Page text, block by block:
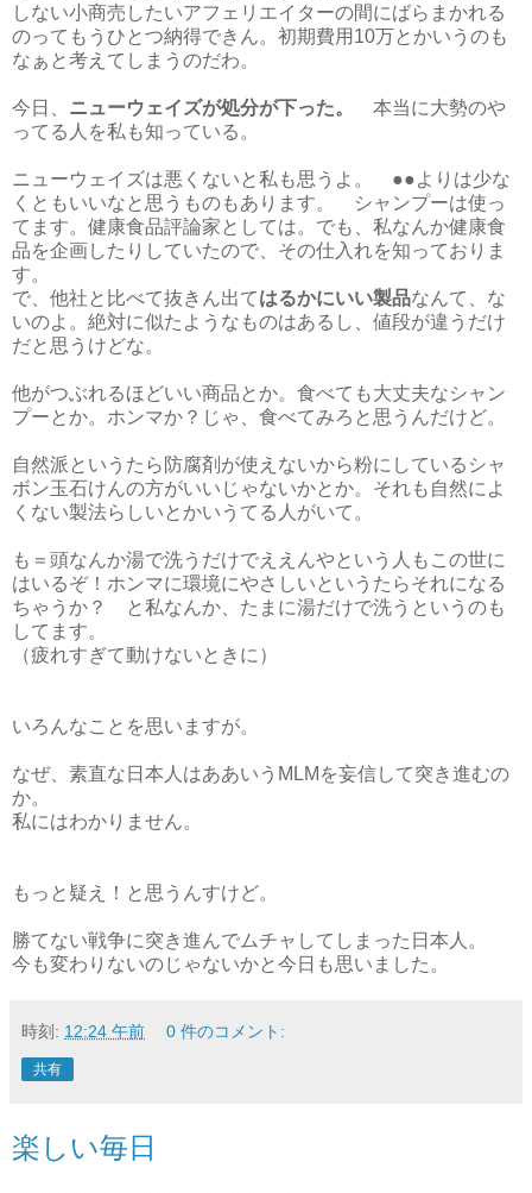
しない小商売したいアフェリエイターの間にばらまかれる
のってもうひとつ納得できん。初期費用10万とかいうのも
なぁと考えてしまうのだわ。
今日、 ニューウェイズが処分が下った。
本当に大勢のや
ってる人を私も知っている。
ニューウェイズは悪くないと私も思うよ。 ●●よりは少な
くともいいなと思うものもあります。 シャンプーは使っ
てます。健康食品評論家としては。でも、私なんか健康食
品を企画したりしていたので、その仕入れを知っておりま
す。
で、他社と比べて抜きん出てはるかにいい製品なんて、な
いのよ。絶対に似たようなものはあるし、値段が違うだけ
だと思うけどな。
他がつぶれるほどいい商品とか。食べても大丈夫なシャン
プーとか。ホンマか？じゃ、食べてみろと思うんだけど。
自然派というたら防腐剤が使えないから粉にしているシャ
ボン玉石けんの方がいいじゃないかとか。それも自然によ
くない製法らしいとかいうてる人がいて。
も＝頭なんか湯で洗うだけでええんやという人もこの世に
はいるぞ！ホンマに環境にやさしいというたらそれになる
ちゃうか？ と私なんか、たまに湯だけで洗うというのも
してます。
（疲れすぎて動けないときに）
いろんなことを思いますが。
なぜ、素直な日本人はああいうMLMを妄信して突き進むの
か。
私にはわかりません。
もっと疑え！と思うんすけど。
勝てない戦争に突き進んでムチャしてしまった日本人。
今も変わりないのじゃないかと今日も思いました。
時刻: 12:24 午前 0 件のコメント:
共有
楽しい毎日